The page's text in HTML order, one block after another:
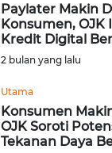
Paylater Makin
Konsumen, OJK
Kredit Digital
2 bulan yang lalu
Utama
Konsumen
OJK Soroti
Tekanan Daya